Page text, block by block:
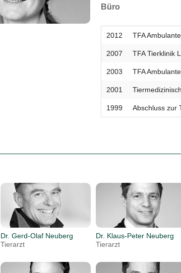
Büro
2012 TFA
2007 TFA Tierklinik
2003 TFA
2001
1999 Abschluss zur
Dr. Gerd-Olaf Neuberg
Tierarzt
Dr. Klaus-Peter Neuberg
Tierarzt